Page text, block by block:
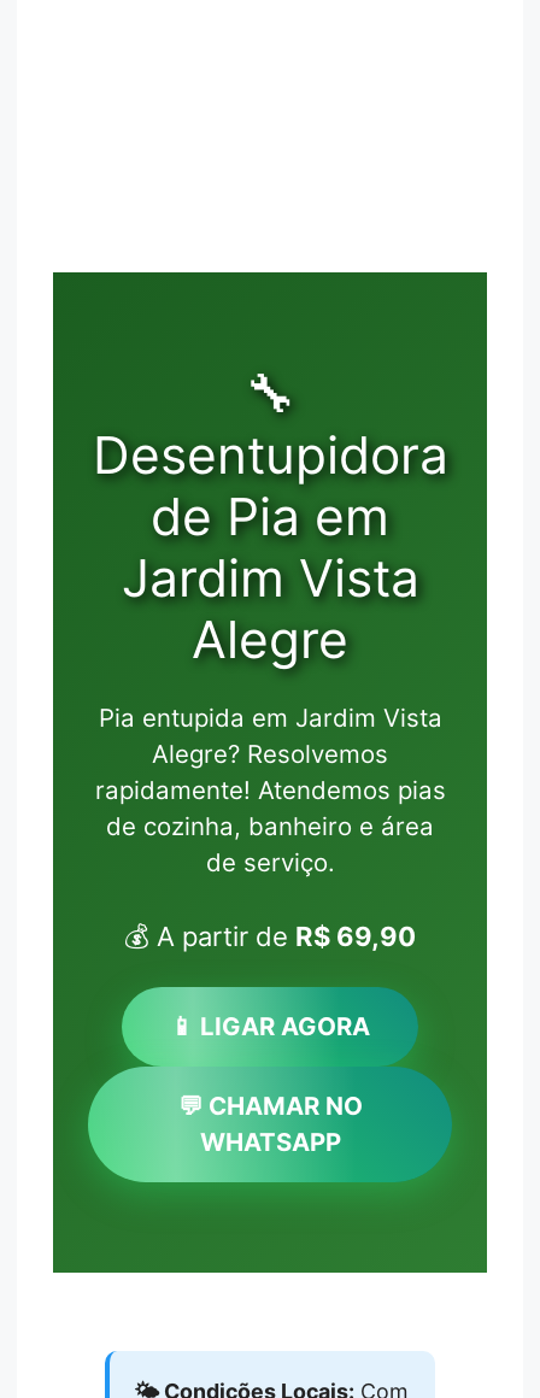
🔧
Desentupidora
de Pia em
Jardim Vista
Alegre
Pia entupida em Jardim Vista
Alegre? Resolvemos
rapidamente! Atendemos pias
de cozinha, banheiro e área
de serviço.
💰 A partir de R$ 69,90
📱 LIGAR AGORA
💬 CHAMAR NO
WHATSAPP
🌤️ Condições Locais: Com